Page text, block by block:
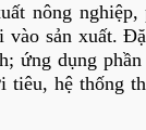
nông
sản xuất.
ứng dụng
tiêu, hệ thống